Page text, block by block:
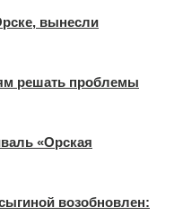
вынесли
решать проблемы
«Орская
возобновлен: